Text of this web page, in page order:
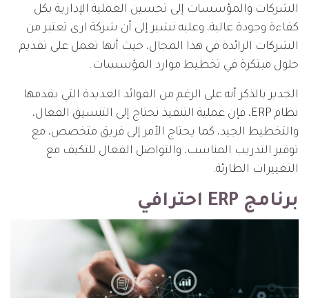
الشركات والمؤسسات إلى تحسين العملية الإدارية بكل
كفاءة وجودة عالية، وعليه نشير إلى أن شركة ارى تعتبر من
الشركات الرائدة في هذا المجال، حيث أنها تعمل على تقديم
حلول مبتكرة في تخطيط موارد المؤسسات.
الجدير بالذكر أنه على الرغم من الفوائد العديدة التي يقدمها
نظام ERP، فإن عملية التنفيذ تحتاج إلى التنسيق الفعال،
والتخطيط الجيد، كما يحتاج الأمر إلى فريق متخصص، مع
توفير التدريب المناسب، والتواصل الفعال للتكيف مع
التغييرات الطارئة.
برنامج ERP احترافي